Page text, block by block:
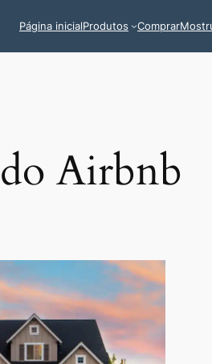
Página inicialProdutos Comprar
Airbnb